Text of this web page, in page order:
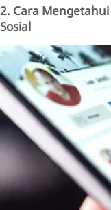
2. Cara
Sosial